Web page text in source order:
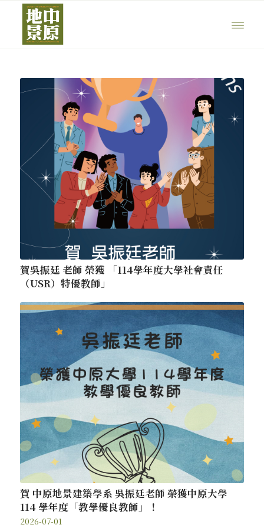
賀吳振廷 老師 榮獲 「114學年度大學社會責任
（USR）特優教師」
賀 中原地景建築學系 吳振廷老師 榮獲中原大學
114 學年度「教學優良教師」！
2026-07-01